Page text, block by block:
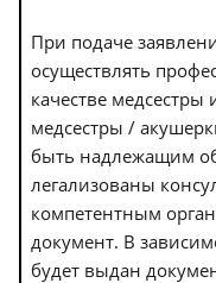
При подаче
осуществлять
качестве
медсестры /
быть надлежащим
легализованы
компетентным
документ. В
будет выдан